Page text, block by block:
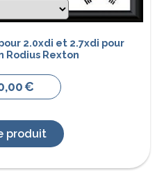
2.0xdi et 2.7xdi pour
Rodius Rexton
€
produit